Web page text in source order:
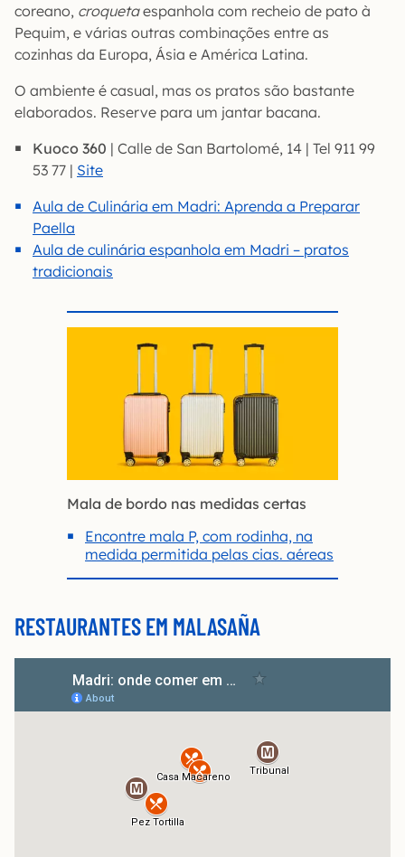
coreano, croquetaespanhola com recheio de pato à
Pequim, e várias outras combinações entre as
cozinhas da Europa, Ásia e América Latina.
O ambiente é casual, mas os pratos são bastante
elaborados. Reserve para um jantar bacana.
Kuoco 360 | Calle de San Bartolomé, 14 | Tel 911 99
53 77 | Site
Aula de Culinária em Madri: Aprenda a Preparar
Paella
Aula de culinária espanhola em Madri – pratos
tradicionais
Mala de bordo nas medidas certas
Encontre mala P, com rodinha, na
medida permitida pelas cias. aéreas
RESTAURANTES EM MALASAÑA